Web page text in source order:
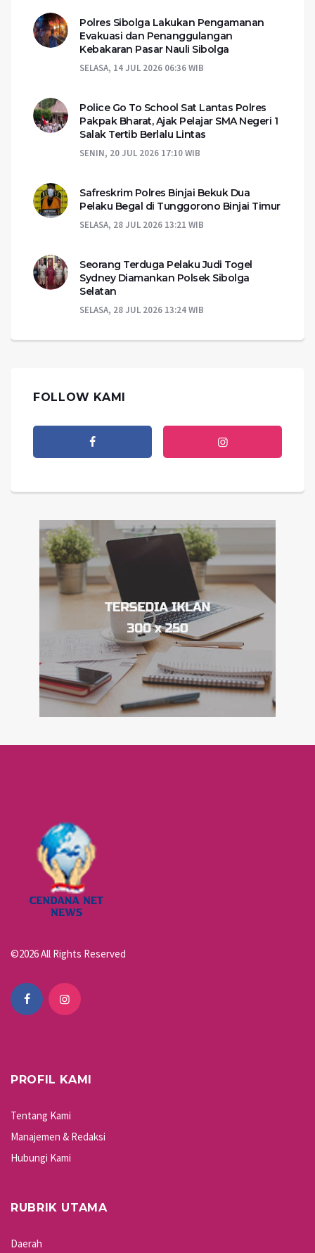
Polres Sibolga Lakukan Pengamanan
Evakuasi dan Penanggulangan
Kebakaran Pasar Nauli Sibolga
SELASA, 14 JUL 2026 06:36 WIB
Police Go To School Sat Lantas Polres
Pakpak Bharat, Ajak Pelajar SMA Negeri 1
Salak Tertib Berlalu Lintas
SENIN, 20 JUL 2026 17:10 WIB
Safreskrim Polres Binjai Bekuk Dua
Pelaku Begal di Tunggorono Binjai Timur
SELASA, 28 JUL 2026 13:21 WIB
Seorang Terduga Pelaku Judi Togel
Sydney Diamankan Polsek Sibolga
Selatan
SELASA, 28 JUL 2026 13:24 WIB
FOLLOW KAMI
©2026 All Rights Reserved
PROFIL KAMI
Tentang Kami
Manajemen & Redaksi
Hubungi Kami
RUBRIK UTAMA
Daerah